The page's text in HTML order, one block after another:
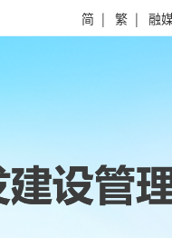
简 | 繁 | 融